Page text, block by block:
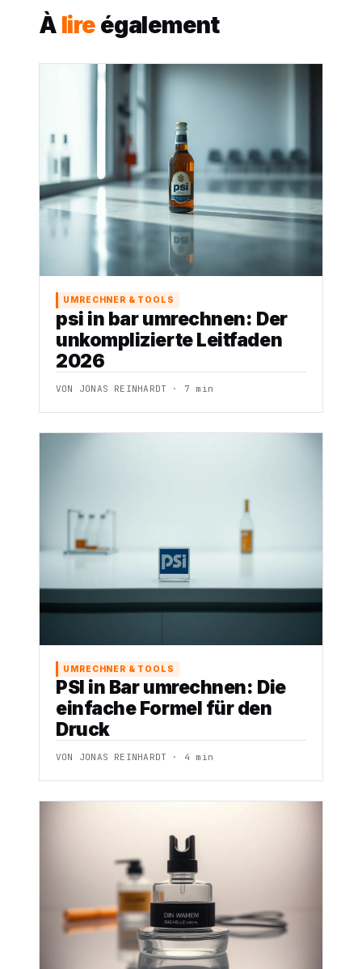
À lire également
UMRECHNER & TOOLS
psi in bar umrechnen: Der
unkomplizierte Leitfaden
2026
VON JONAS REINHARDT · 7 min
UMRECHNER & TOOLS
PSI in Bar umrechnen: Die
einfache Formel für den
Druck
VON JONAS REINHARDT · 4 min